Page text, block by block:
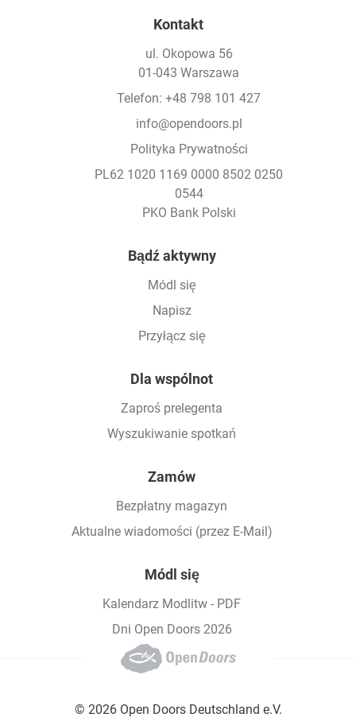
Kontakt
ul. Okopowa 56
01-043 Warszawa
Telefon: +48 798 101 427
info@opendoors.pl
Polityka Prywatności
PL62 1020 1169 0000 8502 0250
0544
PKO Bank Polski
Bądź aktywny
Módl się
Napisz
Przyłącz się
Dla wspólnot
Zaproś prelegenta
Wyszukiwanie spotkań
Zamów
Bezpłatny magazyn
Aktualne wiadomości (przez E-Mail)
Módl się
Kalendarz Modlitw - PDF
Dni Open Doors 2026
© 2026 Open Doors Deutschland e.V.